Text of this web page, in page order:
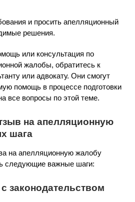
и просить апелляционный
решения.
или консультация по
жалобы, обратитесь к
или адвокату. Они смогут
помощь в процессе подготовки
все вопросы по этой теме.
на апелляционную
шага
на апелляционную жалобу
следующие важные шаги:
законодательством